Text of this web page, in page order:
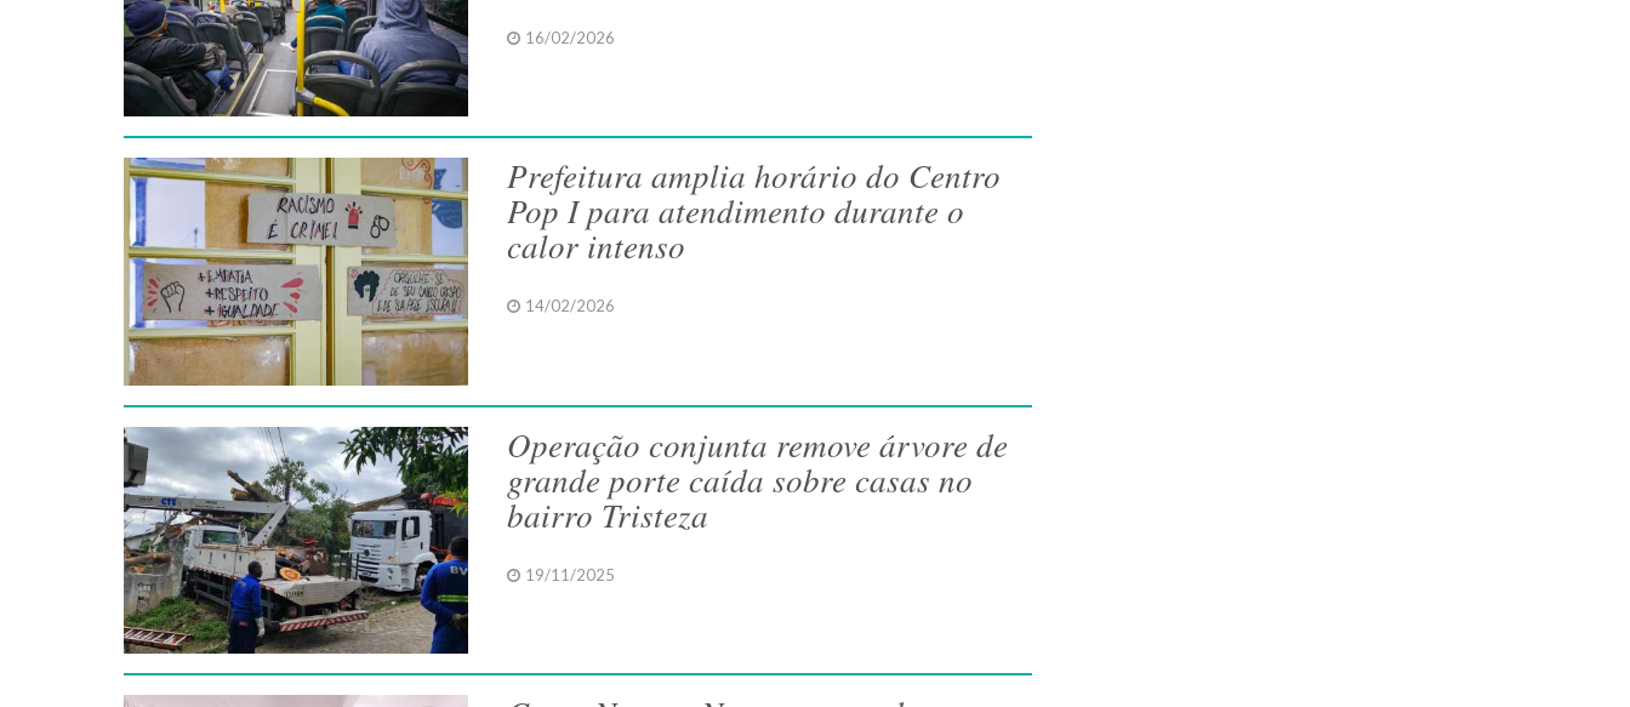
16/02/2026
Prefeitura amplia horário do Centro
Pop I para atendimento durante o
calor intenso
14/02/2026
Operação conjunta remove árvore de
grande porte caída sobre casas no
bairro Tristeza
19/11/2025